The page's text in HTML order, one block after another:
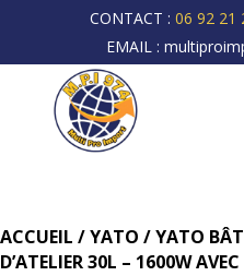
CONTACT :06 92 21
EMAIL :
ACCUEIL /YATO /YATO
D’ATELIER 30L – 1600W